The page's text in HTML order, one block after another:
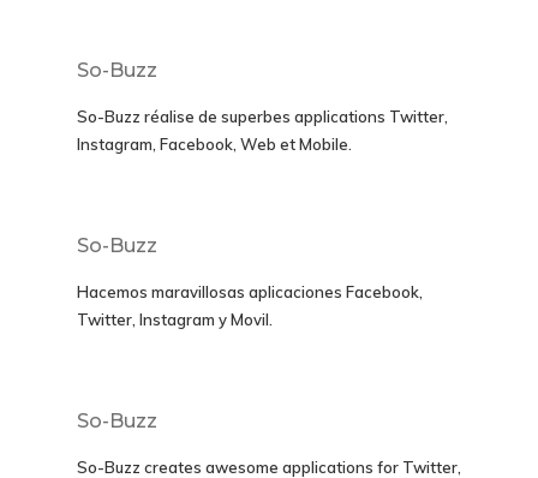
So-Buzz
So-Buzz réalise de superbes applications Twitter,
Instagram, Facebook, Web et Mobile.
So-Buzz
Hacemos maravillosas aplicaciones Facebook,
Twitter, Instagram y Movil
So-Buzz
So-Buzz creates awesome applications for Twitter,